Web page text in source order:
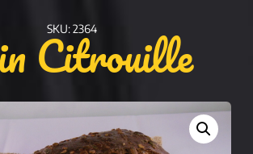
SKU: 2364
Citrouille